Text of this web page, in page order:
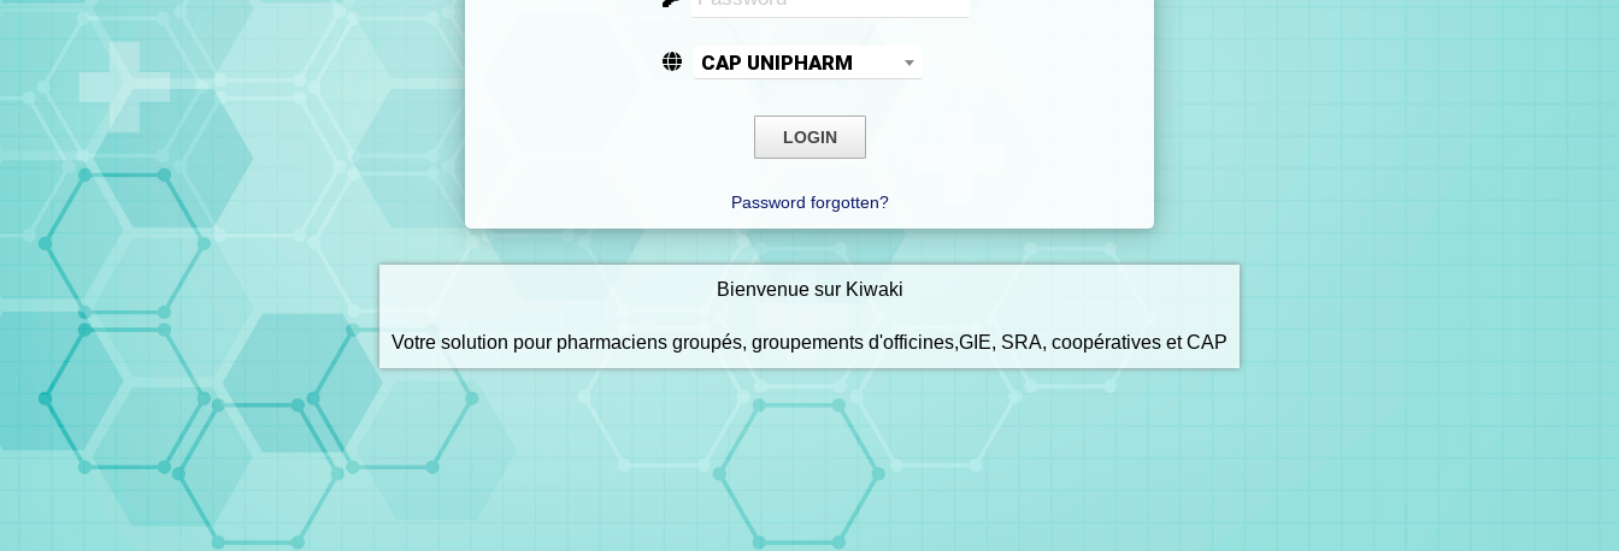
CAP UNIPHARM
Password forgotten?
Bienvenue sur Kiwaki
Votre solution pour pharmaciens groupés, groupements d'officines,GIE, SRA, coopératives et CAP